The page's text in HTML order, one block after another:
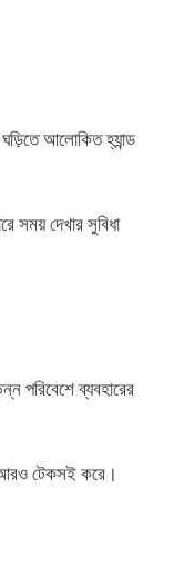
আলোকিত হ্যান্ড
সময় দেখার সুবিধা
পরিবেশে ব্যবহারের
আরও টেকসই করে।